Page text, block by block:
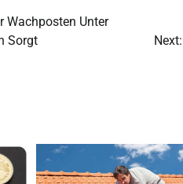
Wachposten Unter
Sorgt
Next: